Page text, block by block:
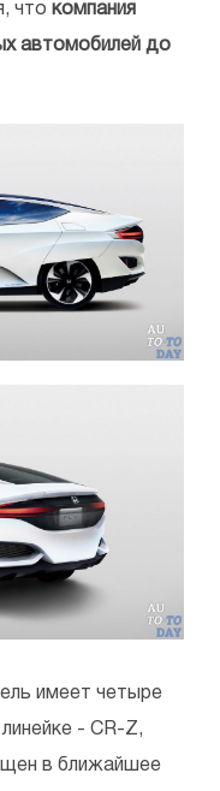
что компания
автомобилей до
имеет четыре
- CR-Z,
в ближайшее